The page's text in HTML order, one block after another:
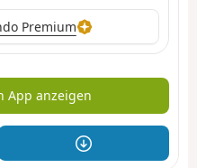
Premium
App anzeigen